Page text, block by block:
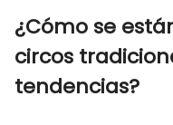
¿Cómo se
circos
tendencias?